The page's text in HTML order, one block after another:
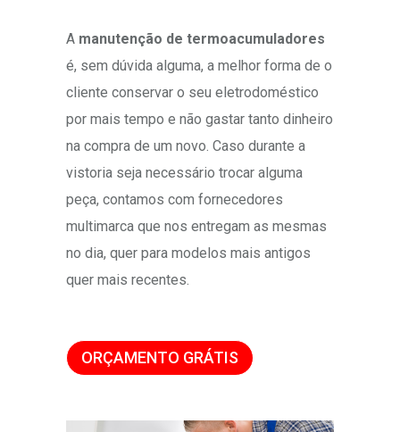
A manutenção de termoacumuladores
é, sem dúvida alguma, a melhor forma de o
cliente conservar o seu eletrodoméstico
por mais tempo e não gastar tanto dinheiro
na compra de um novo. Caso durante a
vistoria seja necessário trocar alguma
peça, contamos com fornecedores
multimarca que nos entregam as mesmas
no dia, quer para modelos mais antigos
quer mais recentes.
ORÇAMENTO GRÁTIS